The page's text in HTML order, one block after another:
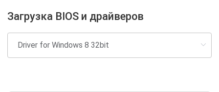
Загрузка BIOS и драйверов